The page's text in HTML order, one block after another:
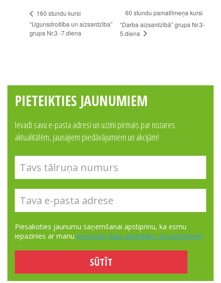
160 stundu kursi
“Ugunsdrošība un aizsardzība”
grupa Nr.3 -7.diena
60 stundu pamatlīmeņa kursi
“Darba aizsardzībā” grupa Nr.3-
5.diena
PIETEIKTIES JAUNUMIEM
Ievadi savu e-pasta adresi un uzzini pirmais par nozares
aktualitātēm, jaunajiem piedāvājumiem un akcijām!
Piesakoties jaunumu saņemšanai apstiprinu, ka esmu
iepazinies ar manu personas datu apstrādes nosacījumiem